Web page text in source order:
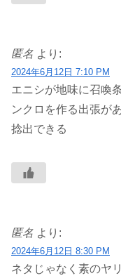
匿名 より:
2024年6月12日 7:10 PM
エニシが地味に召喚
ンクロを作る出張が
捻出できる
匿名 より:
2024年6月12日 8:30 PM
ネタじゃなく素のヤ